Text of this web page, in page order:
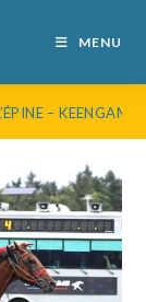
MENU
–